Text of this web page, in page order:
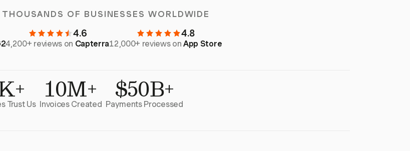
OF BUSINESSES WORLDWIDE
4.6
4,200+ reviews on Capterra
4.8
12,000+ reviews onApp Store
Trust Us 10M+
Invoices Created $50B+
Payments Processed